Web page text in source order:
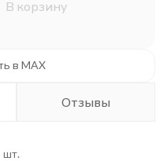
В корзину
в MAX
Отзывы
шт.